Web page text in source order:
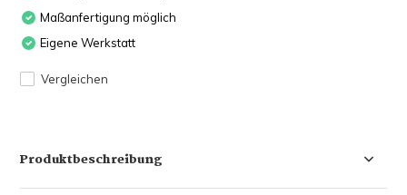
Maßanfertigung möglich
Eigene Werkstatt
Vergleichen
Produktbeschreibung